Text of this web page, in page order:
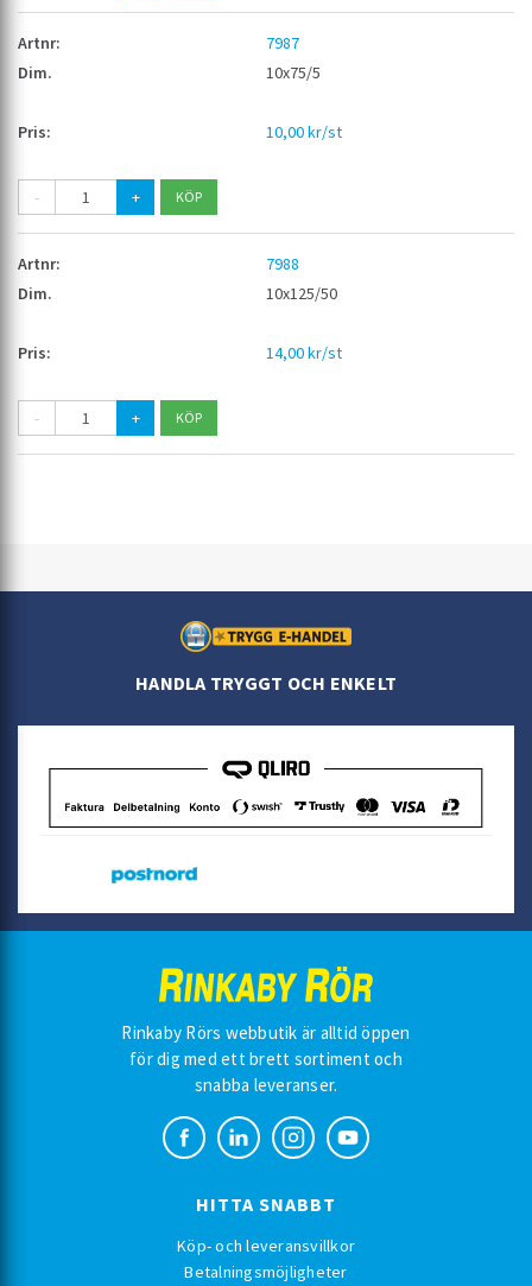
7987
10x75/5
10,00 kr/st
- +
7988
10x125/50
14,00 kr/st
- +
HANDLA TRYGGT OCH ENKELT
Rinkaby Rörs webbutik är alltid öppen
för dig med ett brett sortiment och
snabba leveranser.
HITTA SNABBT
Köp- och leveransvillkor
Betalningsmöjligheter